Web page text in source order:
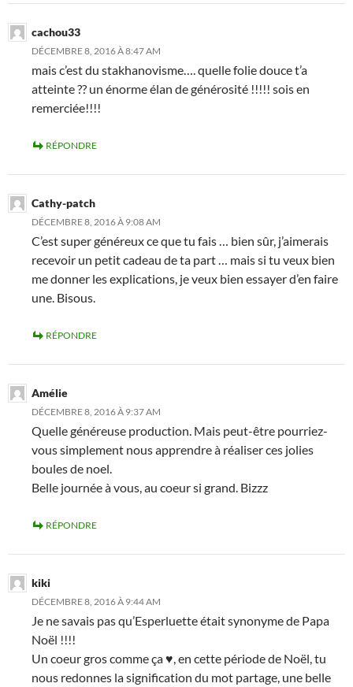
cachou33
DÉCEMBRE 8, 2016 À 8:47 AM
mais c’est du stakhanovisme…. quelle folie douce t’a
atteinte ?? un énorme élan de générosité !!!!! sois en
remerciée!!!!
RÉPONDRE
Cathy-patch
DÉCEMBRE 8, 2016 À 9:08 AM
C’est super généreux ce que tu fais … bien sûr, j’aimerais
recevoir un petit cadeau de ta part … mais si tu veux bien
me donner les explications, je veux bien essayer d’en faire
une. Bisous.
RÉPONDRE
Amélie
DÉCEMBRE 8, 2016 À 9:37 AM
Quelle généreuse production. Mais peut-être pourriez-
vous simplement nous apprendre à réaliser ces jolies
boules de noel.
Belle journée à vous, au coeur si grand. Bizzz
RÉPONDRE
kiki
DÉCEMBRE 8, 2016 À 9:44 AM
Je ne savais pas qu’Esperluette était synonyme de Papa
Noël !!!!
Un coeur gros comme ça ♥, en cette période de Noël, tu
nous redonnes la signification du mot partage, une belle